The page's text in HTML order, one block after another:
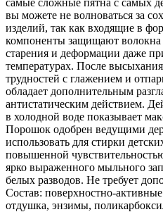
вы можете не волноваться за
изделий, так как входящие в
компоненты защищают волокна
старения и деформации даже
температурах. После
трудностей с глажением и
обладает дополнительным
антистатическим действием.
в холодной воде показывает
Порошок одобрен ведущими
использовать для стирки
повышенной
ярко выраженного мыльного
белых разводов. Не требует
Состав: поверхностно-
отдушка, энзимы,